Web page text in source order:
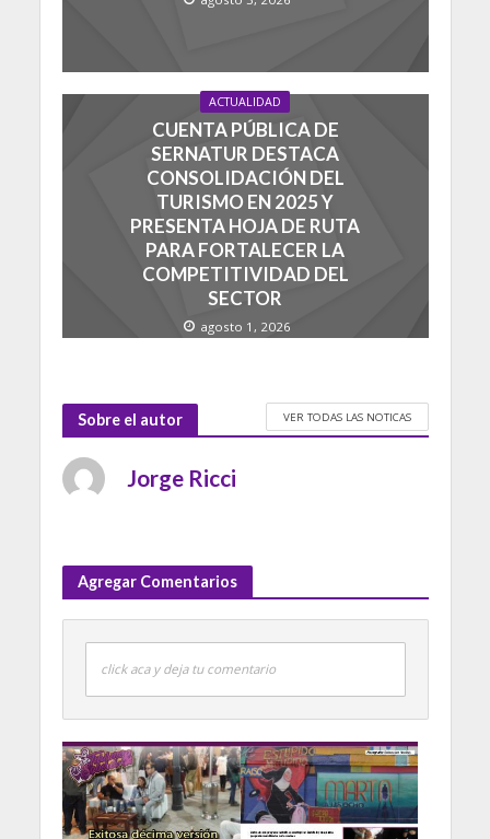
ACTUALIDAD
CUENTA PÚBLICA DE
SERNATUR DESTACA
CONSOLIDACIÓN DEL
TURISMO EN 2025 Y
PRESENTA HOJA DE RUTA
PARA FORTALECER LA
COMPETITIVIDAD DEL
SECTOR
agosto 1, 2026
Sobre el autor VER TODAS LAS NOTICAS
Jorge Ricci
Agregar Comentarios
click aca y deja tu comentario